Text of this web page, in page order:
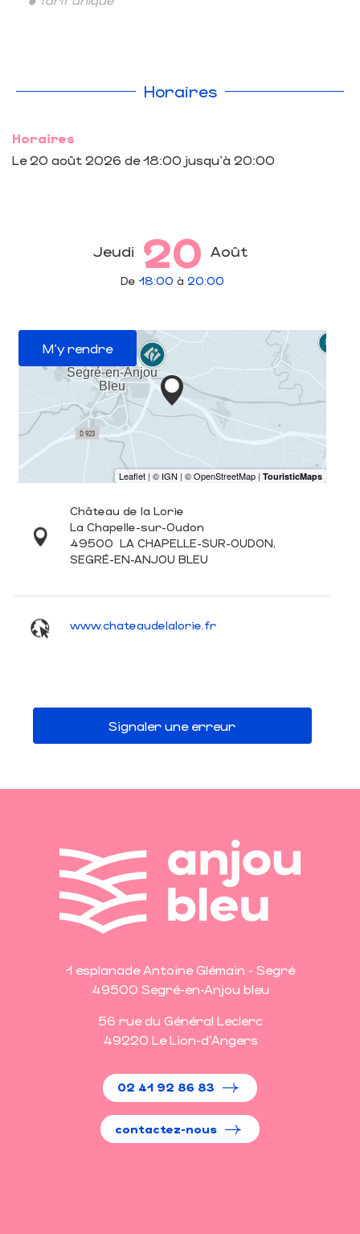
Horaires
Horaires
Le 20 août 2026 de 18:00 jusqu'à 20:00
Jeudi 20 Août
De 18:00 à 20:00
M'y rendre
Château de la Lorie
La Chapelle-sur-Oudon
49500 LA CHAPELLE-SUR-OUDON,
SEGRÉ-EN-ANJOU BLEU
www.chateaudelalorie.fr
Signaler une erreur
1 esplanade Antoine Glémain - Segré
49500 Segré-en-Anjou bleu
56 rue du Général Leclerc
49220 Le Lion-d'Angers
02 41 92 86 83
contactez-nous